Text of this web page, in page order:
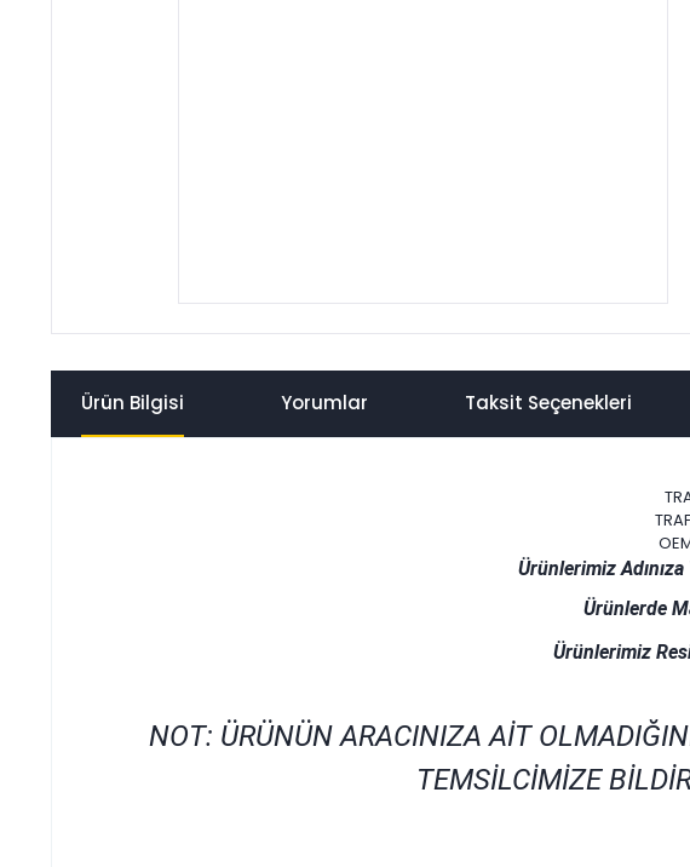
Ürün Bilgisi Yorumlar Taksit Seçenekleri
Ürünlerimiz
Ürünlerde
Ürünlerimiz
NOT: ÜRÜNÜN ARACINIZA AİT
TEMSİLCİMİZE